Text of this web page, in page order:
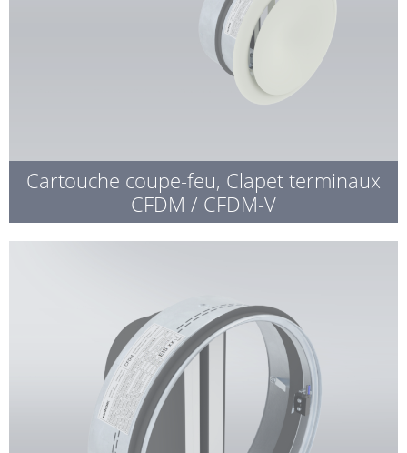
Cartouche coupe-feu, Clapet terminaux
CFDM / CFDM-V